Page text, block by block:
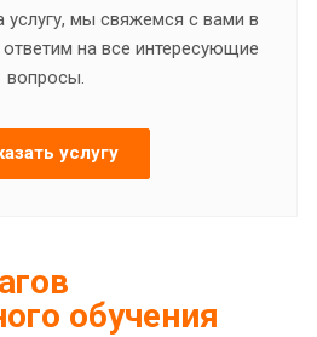
услугу, мы свяжемся с вами в
на все интересующие
вопросы.
услугу
обучения